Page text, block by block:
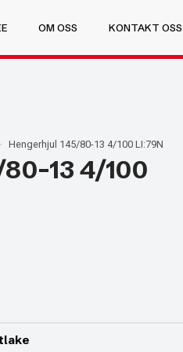
OM OSS
KONTAKT OSS
Hengerhjul 145/80-13 4/100 LI:79N
13 4/100